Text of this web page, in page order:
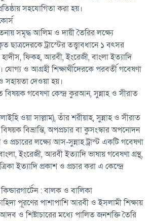
সহযোগিতা করা হয়।
সমৃদ্ধ আলিম ও দায়ী তৈরির লক্ষ্যে
ছাত্রদেরকে ট্রাস্টের তত্ত্বাবধানে ১ বৎসর
ফিকহ, আরবী, ইংরেজী, বাংলা ইত্যাদি
যোগ্য ও আগ্রহী শিক্ষার্থীদেরকে পরবর্তী গবেষণা
দেওয়া হয়।
গবেষণা কেন্দ্র কুরআন, সুন্নাহ ও সীরাত
ওয়া সাল্লাম), তাঁর শরীয়াহ, সুন্নাহ ও সীরাত
বিভ্রান্তি, অপপ্রচার বা কুসংস্কার অপনোদন
প্রচারের লক্ষ্যে আস-সুন্নাহ ট্রাস্ট একটি গবেষণা
ইংরেজী, আরবী ইত্যাদি ভাষায় গবেষণা গ্রন্থ,
ইত্যাদি প্রকাশ ও প্রচার করা এ কেন্দ্রে
: বালক ও বালিকা
পূরণের পাশাপাশি আরবী ও ইসলামী শিক্ষায়
ও শিষ্টাচারের মধ্যে পালিত জনশক্তি তৈরি